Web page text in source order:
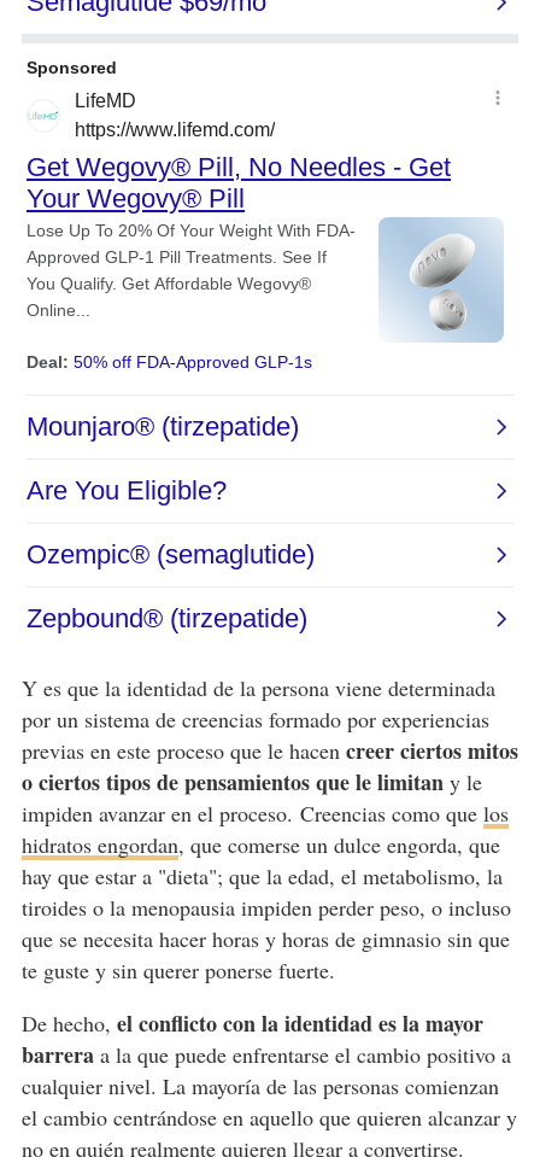
Y es que la identidad de la persona viene determinada
por un sistema de creencias formado por experiencias
previas en este proceso que le hacen creer ciertos mitos
o ciertos tipos de pensamientos que le limitany le
impiden avanzar en el proceso. Creencias como que los
hidratos engordan, que comerse un dulce engorda, que
hay que estar a "dieta"; que la edad, el metabolismo, la
tiroides o la menopausia impiden perder peso, o incluso
que se necesita hacer horas y horas de gimnasio sin que
te guste y sin querer ponerse fuerte.
De hecho, el conflicto con la identidad es la mayor
barreraa la que puede enfrentarse el cambio positivo a
cualquier nivel. La mayoría de las personas comienzan
el cambio centrándose en aquello que quieren alcanzar y
no en quién realmente quieren llegar a convertirse.